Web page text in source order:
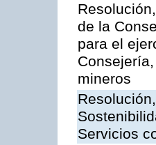
de la
para el
mineros
Servicios